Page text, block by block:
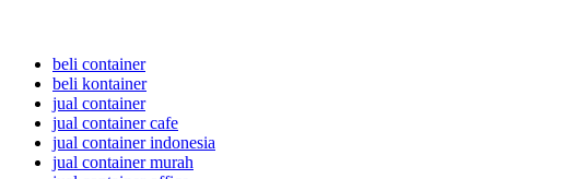
beli container
beli kontainer
jual container
jual container cafe
jual container indonesia
jual container murah